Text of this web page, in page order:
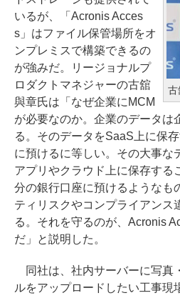
古
いるが、「Acronis Acces
s」はファイル保管場所をオ
ンプレミスで構築できるの
が強みだ。リージョナルプ
ロダクトマネジャーの古舘
與章氏は「なぜ企業にMCM
が必要なのか。企業のデータは
る。そのデータをSaaS上に保
に預けるに等しい。その大事な
アプリやクラウド上に保存する
分の銀行口座に預けるようなも
ティリスクやコンプライアンス
る。それを守るのが、Acronis
だ」と説明した。
同社は、社内サーバーに写真
ルをアップロードしたい工事現